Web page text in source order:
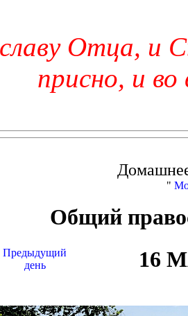
Отца, и
присно, и во
"
Общий
Предыдущий
день
16